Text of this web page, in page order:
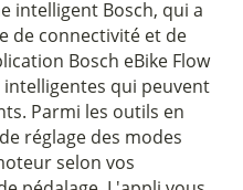
intelligent Bosch, qui a
de connectivité et de
Bosch eBike Flow
qui peuvent
Parmi les outils en
réglage des modes
selon vos